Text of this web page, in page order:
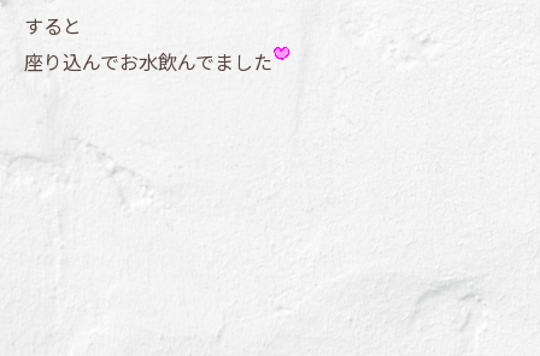
すると
座り込んでお水飲んでました